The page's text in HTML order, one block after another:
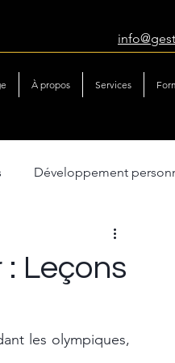
À propos Services
Développement
Leçons
les olympiques,